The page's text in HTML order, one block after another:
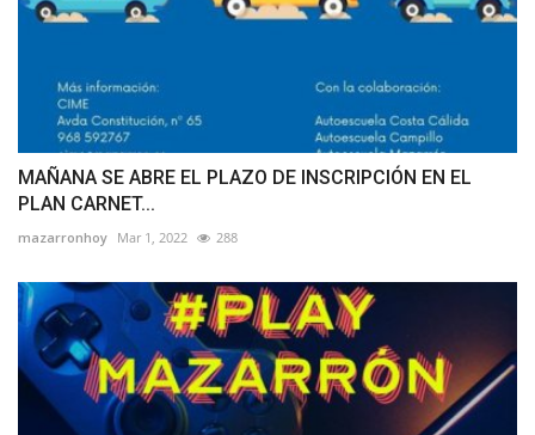
MAÑANA SE ABRE EL PLAZO DE INSCRIPCIÓN EN EL
PLAN CARNET...
mazarronhoy Mar 1, 2022 288